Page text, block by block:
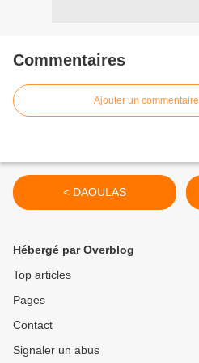
Commentaires
Ajouter un commentaire
< DAOULAS
Hébergé par Overblog
Top articles
Pages
Contact
Signaler un abus